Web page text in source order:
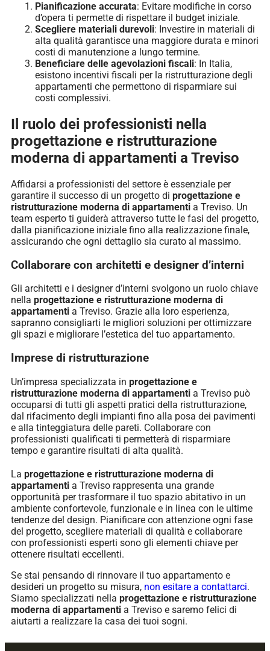
Pianificazione accurata: Evitare modifiche in corso
d’opera ti permette di rispettare il budget iniziale.
Scegliere materiali durevoli: Investire in materiali di
alta qualità garantisce una maggiore durata e minori
costi di manutenzione a lungo termine.
Beneficiare delle agevolazioni fiscali: In Italia,
esistono incentivi fiscali per la ristrutturazione degli
appartamenti che permettono di risparmiare sui
costi complessivi.
Il ruolo dei professionisti nella
progettazione e ristrutturazione
moderna di appartamenti a Treviso
Affidarsi a professionisti del settore è essenziale per
garantire il successo di un progetto di progettazione e
ristrutturazione moderna di appartamenti a Treviso. Un
team esperto ti guiderà attraverso tutte le fasi del progetto,
dalla pianificazione iniziale fino alla realizzazione finale,
assicurando che ogni dettaglio sia curato al massimo.
Collaborare con architetti e designer d’interni
Gli architetti e i designer d’interni svolgono un ruolo chiave
nella progettazione e ristrutturazione moderna di
appartamenti a Treviso. Grazie alla loro esperienza,
sapranno consigliarti le migliori soluzioni per ottimizzare
gli spazi e migliorare l’estetica del tuo appartamento.
Imprese di ristrutturazione
Un’impresa specializzata in progettazione e
ristrutturazione moderna di appartamenti a Treviso può
occuparsi di tutti gli aspetti pratici della ristrutturazione,
dal rifacimento degli impianti fino alla posa dei pavimenti
e alla tinteggiatura delle pareti. Collaborare con
professionisti qualificati ti permetterà di risparmiare
tempo e garantire risultati di alta qualità.
La progettazione e ristrutturazione moderna di
appartamenti a Treviso rappresenta una grande
opportunità per trasformare il tuo spazio abitativo in un
ambiente confortevole, funzionale e in linea con le ultime
tendenze del design. Pianificare con attenzione ogni fase
del progetto, scegliere materiali di qualità e collaborare
con professionisti esperti sono gli elementi chiave per
ottenere risultati eccellenti.
Se stai pensando di rinnovare il tuo appartamento e
desideri un progetto su misura, non esitare a contattarci.
Siamo specializzati nella progettazione e ristrutturazione
moderna di appartamenti a Treviso e saremo felici di
aiutarti a realizzare la casa dei tuoi sogni.